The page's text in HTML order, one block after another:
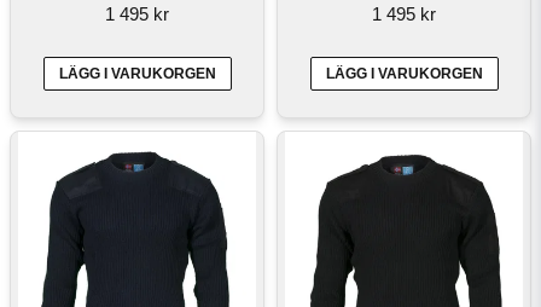
1 495 kr
LÄGG I VARUKORGEN
1 495 kr
LÄGG I VARUKORGEN